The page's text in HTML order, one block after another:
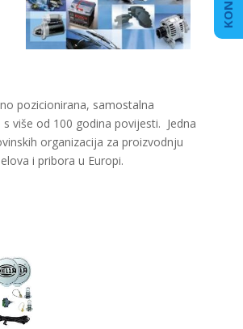
pozicionirana, samostalna
više od 100 godina povijesti. Jedna
organizacija za proizvodnju
i pribora u Europi.